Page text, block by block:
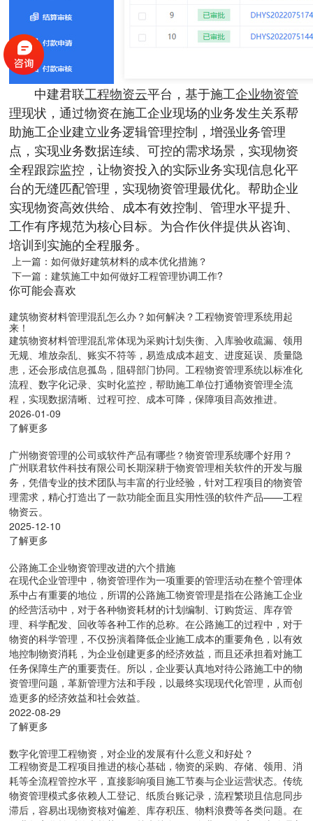
中建君联工程物资云平台，基于施工企业物资管
理现状，通过物资在施工企业现场的业务发生关系帮
助施工企业建立业务逻辑管理控制，增强业务管理
点，实现业务数据连续、可控的需求场景，实现物资
全程跟踪监控，让物资投入的实际业务实现信息化平
台的无缝匹配管理，实现物资管理最优化。帮助企业
实现物资高效供给、成本有效控制、管理水平提升、
工作有序规范为核心目标。为合作伙伴提供从咨询、
培训到实施的全程服务。
上一篇：如何做好建筑材料的成本优化措施？
下一篇：建筑施工中如何做好工程管理协调工作?
你可能会喜欢
建筑物资材料管理混乱怎么办？如何解决？工程物资管理系统用起
来！
建筑物资材料管理混乱常体现为采购计划失衡、入库验收疏漏、领用
无规、堆放杂乱、账实不符等，易造成成本超支、进度延误、质量隐
患，还会形成信息孤岛，阻碍部门协同。工程物资管理系统以标准化
流程、数字化记录、实时化监控，帮助施工单位打通物资管理全流
程，实现数据清晰、过程可控、成本可降，保障项目高效推进。
2026-01-09
了解更多
广州物资管理的公司或软件产品有哪些？物资管理系统哪个好用？
广州联君软件科技有限公司长期深耕于物资管理相关软件的开发与服
务，凭借专业的技术团队与丰富的行业经验，针对工程项目的物资管
理需求，精心打造出了一款功能全面且实用性强的软件产品——工程
物资云。
2025-12-10
了解更多
公路施工企业物资管理改进的六个措施
在现代企业管理中，物资管理作为一项重要的管理活动在整个管理体
系中占有重要的地位，所谓的公路施工物资管理是指在公路施工企业
的经营活动中，对于各种物资耗材的计划编制、订购货运、库存管
理、科学配发、回收等各种工作的总称。在公路施工的过程中，对于
物资的科学管理，不仅扮演着降低企业施工成本的重要角色，以有效
地控制物资消耗，为企业创建更多的经济效益，而且还承担着对施工
任务保障生产的重要责任。所以，企业要认真地对待公路施工中的物
资管理问题，革新管理方法和手段，以最终实现现代化管理，从而创
造更多的经济效益和社会效益。
2022-08-29
了解更多
数字化管理工程物资，对企业的发展有什么意义和好处？
工程物资是工程项目推进的核心基础，物资的采购、存储、领用、消
耗等全流程管控水平，直接影响项目施工节奏与企业运营状态。传统
物资管理模式多依赖人工登记、纸质台账记录，流程繁琐且信息同步
滞后，容易出现物资核对偏差、库存积压、物料浪费等各类问题。在